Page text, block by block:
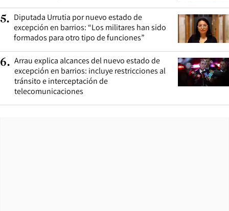
5. Diputada Urrutia por nuevo estado de
excepción en barrios: “Los militares han sido
formados para otro tipo de funciones”
6. Arrau explica alcances del nuevo estado de
excepción en barrios: incluye restricciones al
tránsito e interceptación de
telecomunicaciones